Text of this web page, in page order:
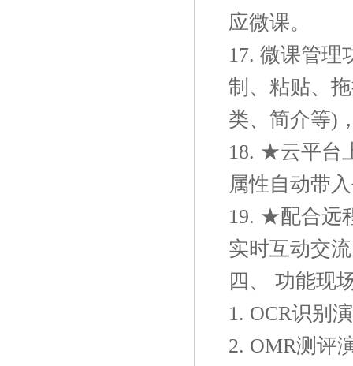
应微课。
17. 微课管理
制、粘贴、
类、简介等)
18. ★云平台
属性自动带
19. ★配合远
实时互动交
四、 功能现
1. OCR识别
2. OMR测评